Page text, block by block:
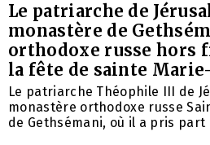
Le patriarche de
monastère de
orthodoxe russe hors
la fête de sainte
Le patriarche Théophile III de
monastère orthodoxe russe
de Gethsémani, où il a pris part